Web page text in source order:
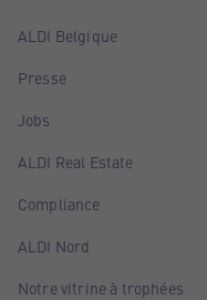
ALDI Belgique
Presse
Jobs
ALDI Real Estate
Compliance
ALDI Nord
Notre vitrine à trophées